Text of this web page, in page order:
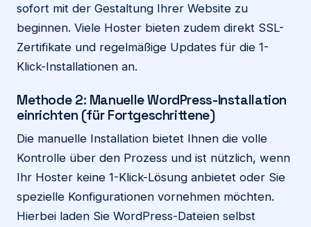
sofort mit der Gestaltung Ihrer Website zu
beginnen. Viele Hoster bieten zudem direkt SSL-
Zertifikate und regelmäßige Updates für die 1-
Klick-Installationen an.
Methode 2: Manuelle WordPress-Installation
einrichten (für Fortgeschrittene)
Die manuelle Installation bietet Ihnen die volle
Kontrolle über den Prozess und ist nützlich, wenn
Ihr Hoster keine 1-Klick-Lösung anbietet oder Sie
spezielle Konfigurationen vornehmen möchten.
Hierbei laden Sie WordPress-Dateien selbst